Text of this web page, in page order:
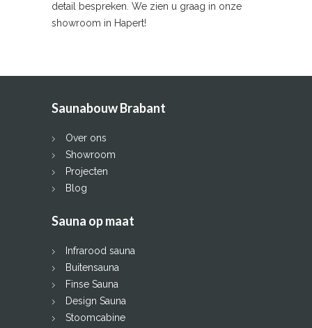
detail bespreken. We zien u graag in onze
showroom in Hapert!
Saunabouw Brabant
Over ons
Showroom
Projecten
Blog
Sauna op maat
Infrarood sauna
Buitensauna
Finse Sauna
Design Sauna
Stoomcabine